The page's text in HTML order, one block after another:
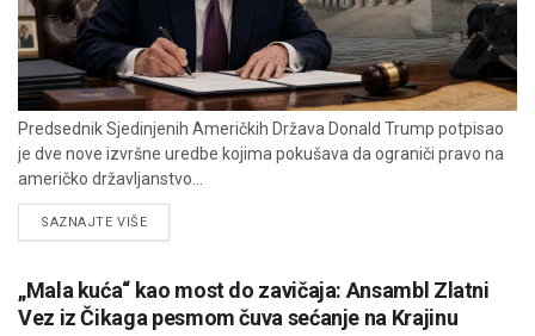
Predsednik Sjedinjenih Američkih Država Donald Trump potpisao
je dve nove izvršne uredbe kojima pokušava da ograniči pravo na
američko državljanstvo...
SAZNAJTE VIŠEDETAILS
„Mala kuća“ kao most do zavičaja: Ansambl Zlatni
Vez iz Čikaga pesmom čuva sećanje na Krajinu